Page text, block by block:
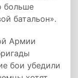
больше
батальон».
Армии
бои убедили